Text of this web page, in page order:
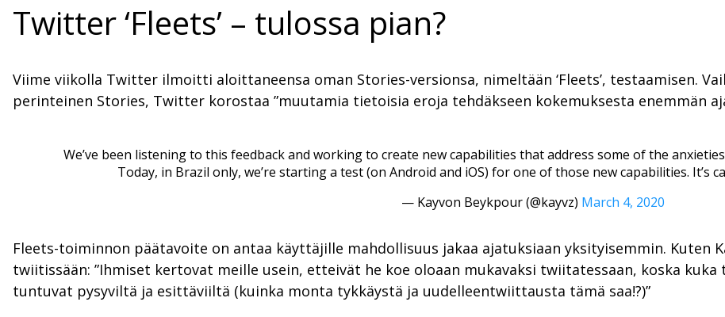
Twitter ‘Fleets’ – tulossa pian?
Viime viikolla Twitter ilmoitti aloittaneensa oman Stories-versionsa, nimeltään ‘Fleets’, testaamisen.
perinteinen Stories, Twitter korostaa ”muutamia tietoisia eroja tehdäkseen kokemuksesta enemmän
We’ve been listening to this feedback and working to create new capabilities that address some of the
Today, in Brazil only, we’re starting a test (on Android and iOS) for one of those new capabilities. It’s
— Kayvon Beykpour (@kayvz) March 4, 2020
Fleets-toiminnon päätavoite on antaa käyttäjille mahdollisuus jakaa ajatuksiaan yksityisemmin.
twiitissään: ”Ihmiset kertovat meille usein, etteivät he koe oloaan mukavaksi twiitatessaan, koska
tuntuvat pysyviltä ja esittäviiltä (kuinka monta tykkäystä ja uudelleentwiittausta tämä saa!?)”